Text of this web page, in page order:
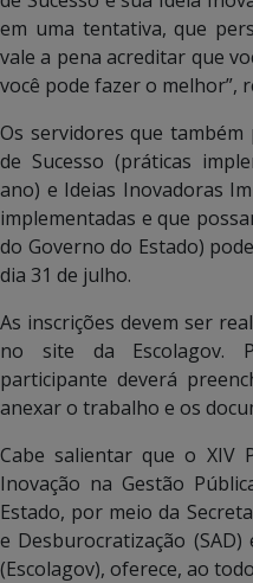
em uma tentativa, que
vale a pena acreditar que
você pode fazer o melhor”,
Os servidores que
de Sucesso (práticas
ano) e Ideias Inovadoras
implementadas e que
do Governo do Estado)
dia 31 de julho.
As inscrições devem ser
no site da Escolagov.
participante deverá
anexar o trabalho e os
Cabe salientar que o XIV
Inovação na Gestão
Estado, por meio da
e Desburocratização (SAD)
(Escolagov), oferece, ao